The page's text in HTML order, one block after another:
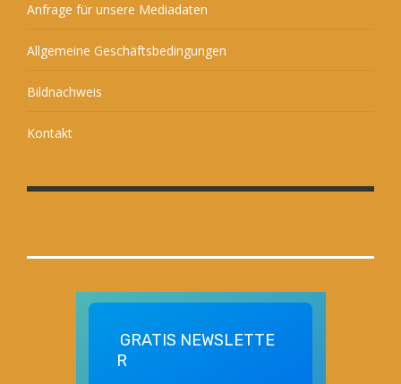
Anfrage für unsere Mediadaten
Allgemeine Geschäftsbedingungen
Bildnachweis
Kontakt
GRATIS NEWSLETTE
R